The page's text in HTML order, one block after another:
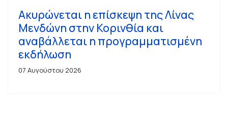
Ακυρώνεται η επίσκεψη της Λίνας
Μενδώνη στην Κορινθία και
αναβάλλεται η προγραμματισμένη
εκδήλωση
07 Αυγούστου 2026